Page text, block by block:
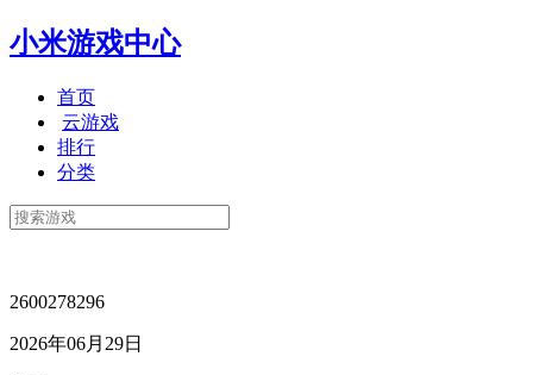
小米游戏中心
首页
云游戏
排行
分类
2600278296
2026年06月29日